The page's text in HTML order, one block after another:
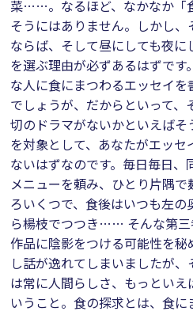
菜……。なるほど、なかなか「
そうにはありません。しかし
ならば、そして昼にしても夜
を選ぶ理由が必ずあるはずです
な人に食にまつわるエッセイ
でしょうが、だからといって
切のドラマがないかといえば
を対象として、あなたがエッ
ないはずなのです。毎日毎日、
メニューを頼み、ひとり片隅
ろいくつで、食後はいつも左
ら楊枝でつつき…… そんな第三
作品に陰影をつける可能性を
し話が逸れてしまいましたが
は常に人間らしさ、もっとい
いうこと。食の探求とは、食